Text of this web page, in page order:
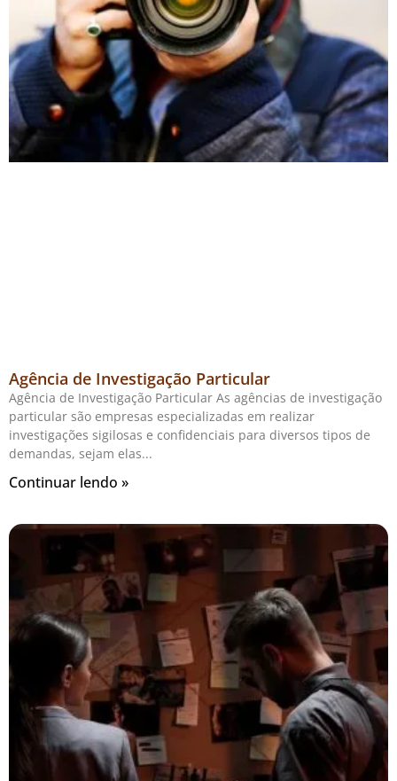
Agência de Investigação Particular
Agência de Investigação Particular As agências de investigação
particular são empresas especializadas em realizar
investigações sigilosas e confidenciais para diversos tipos de
demandas, sejam elas
Continuar lendo »